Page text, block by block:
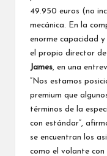
49.950 euros (no
mecánica. En la
enorme capacidad
el propio director de
James , en una
“Nos estamos
premium que
términos de la
con estándar”,
se encuentran los
como el volante